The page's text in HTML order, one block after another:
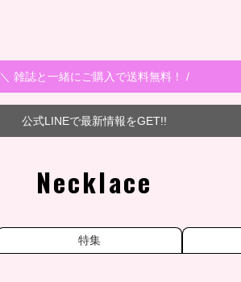
＼ 雑誌と一緒にご購入で送料無料！ /
公式LINEで最新情報をGET!!
Necklace
特集